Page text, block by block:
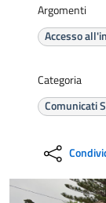
Argomenti
Accesso
Categoria
Comunicati